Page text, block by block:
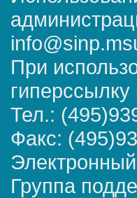
При
Тел.:
Факс:
Группа